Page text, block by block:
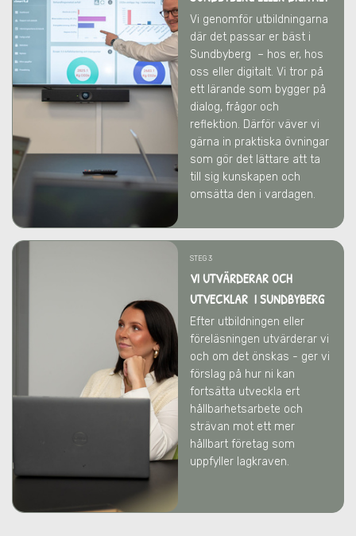
Vi genomför utbildningarna
där det passar er bäst i
Sundbyberg – hos er, hos
oss eller digitalt. Vi tror på
ett lärande som bygger på
dialog, frågor och
reflektion. Därför väver vi
gärna in praktiska övningar
som gör det lättare att ta
till sig kunskapen och
omsätta den i vardagen.
STEG 3
VI UTVÄRDERAR OCH
UTVECKLAR I SUNDBYBERG
Efter utbildningen eller
föreläsningen utvärderar vi
och om det önskas - ger vi
förslag på hur ni kan
fortsätta utveckla ert
hållbarhetsarbete och
strävan mot ett mer
hållbart företag som
uppfyller lagkraven.